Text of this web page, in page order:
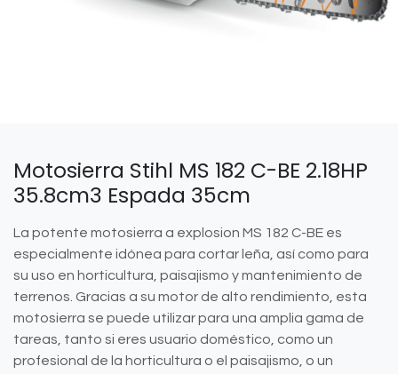
Motosierra Stihl MS 182 C-BE 2.18HP
35.8cm3 Espada 35cm
La potente motosierra a explosion MS 182 C-BE es
especialmente idónea para cortar leña, así como para
su uso en horticultura, paisajismo y mantenimiento de
terrenos. Gracias a su motor de alto rendimiento, esta
motosierra se puede utilizar para una amplia gama de
tareas, tanto si eres usuario doméstico, como un
profesional de la horticultura o el paisajismo, o un